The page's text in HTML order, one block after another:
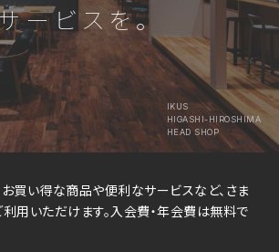
ービスを。
IKUS
HIGASHI-HIROSHIMA
HEAD SHOP
買い得な商品や便利なサービスなど、さま
用いただけます。入会費・年会費は無料で